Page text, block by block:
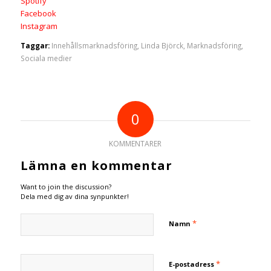
Facebook
Instagram
Taggar: Innehållsmarknadsföring, Linda Björck, Marknadsföring,
Sociala medier
0
KOMMENTARER
Lämna en kommentar
Want to join the discussion?
Dela med dig av dina synpunkter!
Namn *
E-postadress *